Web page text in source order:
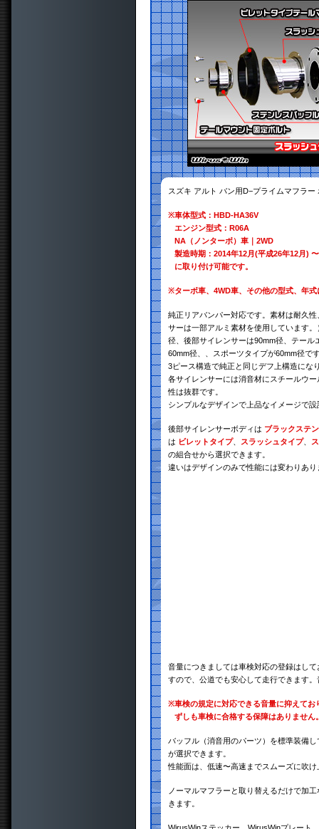
スズキ アルト バン用D−プライムマフラ
※車体型式：HBD-HA36V
エンジン型式：R06A
NA（ノンターボ）車｜2WD
製造時期：2014年12月(平成26年12月)
に取り付け可能です。
※ターボ車、4WD車、その他の型式、年
純正リアバンパー対応です。素材は耐久
サーは一部アルミ素材を使用しています
径、後部サイレンサーは90mm径、テー
60mm径、、スポーツタイプが60mm径で
3ピース構造で純正と同じデフ上構造にな
各サイレンサーには消音材にスチールウ
性は抜群です。
シンプルなデザインで上品なイメージで
後部サイレンサーボディは ブラックステ
は ビレットタイプ、 スラッシュタイプ、
の組合せから選択できます。
違いはデザインのみで性能には変わりあ
音量につきましては車検対応の登録はし
すので、公道でも安心して走行できます
※車検の規定に対応できる音量に抑えて
ずしも車検に合格する保障はありませ
バッフル（消音用のパーツ）を標準装備
が選択できます。
性能面は、低速〜高速までスムーズに吹
ノーマルマフラーと取り替えるだけで加
きます。